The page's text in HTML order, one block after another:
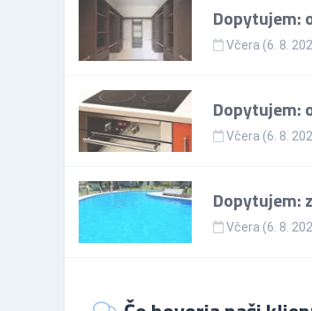
Dopytujem:
Včera (6. 8.
Dopytujem:
Včera (6. 8.
Dopytujem:
Včera (6. 8.